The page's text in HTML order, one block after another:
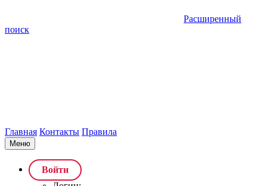
Расширенный
поиск
Главная Контакты Правила
Меню
Войти